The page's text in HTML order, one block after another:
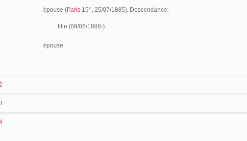
épouse (Paris 15e, 25/07/1885). Descendance:
fille (09/05/1888-)
épouse